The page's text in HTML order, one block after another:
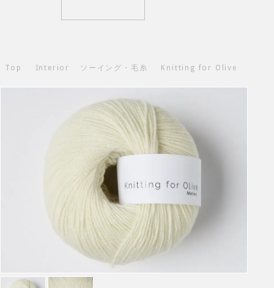
Top Interior ソーイング・毛糸 Knitting for Olive